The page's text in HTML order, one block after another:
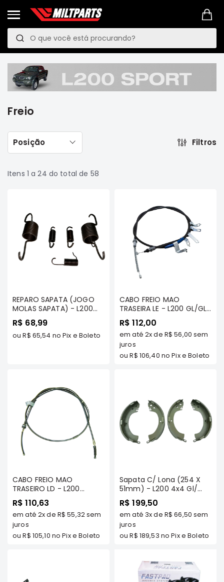
e
s
q
i
s
a
Pesquisa
LINKS
MANUTENÇÃO
PREVENTIVA
VEÍCULOS
Pajero
TR4
e
Motor
Correias
Filtros
Transmissão
ASX
Motor
Suspensão
Freio
Correias
Acessórios
L200
Triton
Suspensão
Correias
Filtros
Freio
Itens 1 a24 do total de 58
Posição Filtros
REPARO SAPATA (JOGO
MOLAS SAPATA) - L200
GL/ GLS - MT
R$ 68,99
ouR$ 65,54 no Pix e Boleto
CABO FREIO MAO
TRASEIRA LE - L200 GL/GLS
- FRONTIER
R$ 112,00
em até 2xde R$ 56,00 sem
juros
ouR$ 106,40 no Pix e Boleto
CABO FREIO MAO
TRASEIRO LD - L200
SPORT/ HPE/ OUTDOOR -
DRIVETEC
R$ 110,63
em até 2xde R$ 55,32sem
juros
ouR$ 105,10 no Pix e Boleto
Sapata C/ Lona (254 X
51mm) - L200 4x4 Gl/
Gls/ Savana - Mazzicar
R$ 199,50
em até 3xde R$ 66,50 sem
juros
ouR$ 189,53 no Pix e Boleto